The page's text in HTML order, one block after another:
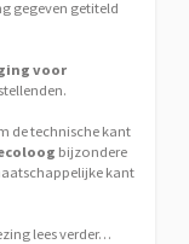
gegeven getiteld
voor
de technische kant
bijzondere
kant
lees verder…